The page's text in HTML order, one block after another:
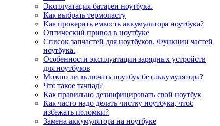
Эксплуатация батареи ноутбука.
Как выбрать термопасту
Как проверить емкость аккумулятора ноутбука?
Оптический привод в ноутбуке
Список запчастей для ноутбуков. Функции частей
ноутбука.
Особенности эксплуатации зарядных устройств
для ноутбуков
Можно ли включать ноутбук без аккумулятора?
Что такое тачпад?
Как правильно дезинфицировать свой ноутбук
Как часто надо делать чистку ноутбука, чтоб
избежать поломки?
Замена аккумулятора на ноутбуке